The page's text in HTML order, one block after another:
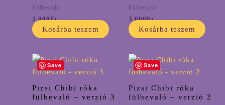
Fülbevaló
3 000Ft
Kosárba teszem
Fülbevaló
3 000Ft
Kosárba teszem
Save
Pizsi Chibi róka
fülbevaló – verzió 3
Save
Pizsi Chibi róka
fülbevaló – verzió 2